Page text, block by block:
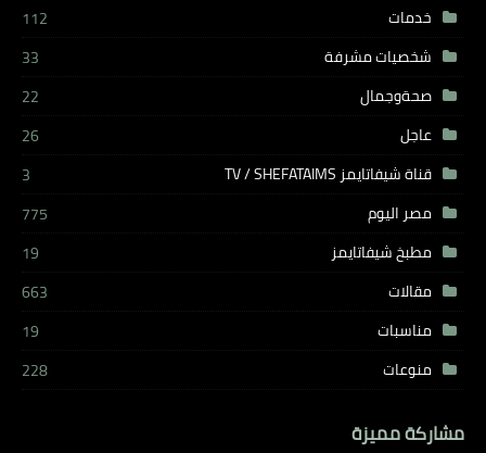
خدمات
112
شخصيات مشرفة
33
صحةوجمال
22
عاجل
26
قناة شيفاتايمز TV / SHEFATAIMS
3
مصر اليوم
775
مطبخ شيفاتايمز
19
مقالات
663
مناسبات
19
منوعات
228
مشاركة مميزة